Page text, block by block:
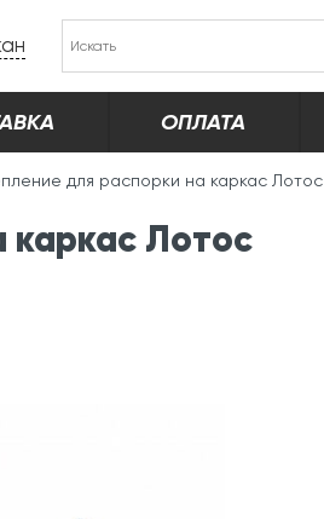
ОПЛАТА
для распорки на каркас Лотос
каркас Лотос